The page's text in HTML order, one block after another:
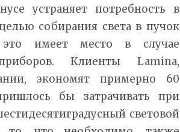
устраняет потребность в
собирания света в пучок
это имеет место в случае
Клиенты Lamina,
экономят примерно 60
бы затрачивать при
световой